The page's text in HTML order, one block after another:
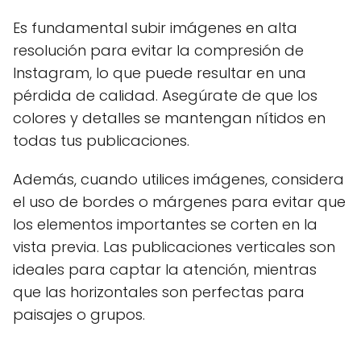
Es fundamental subir imágenes en alta
resolución para evitar la compresión de
Instagram, lo que puede resultar en una
pérdida de calidad. Asegúrate de que los
colores y detalles se mantengan nítidos en
todas tus publicaciones.
Además, cuando utilices imágenes, considera
el uso de bordes o márgenes para evitar que
los elementos importantes se corten en la
vista previa. Las publicaciones verticales son
ideales para captar la atención, mientras
que las horizontales son perfectas para
paisajes o grupos.